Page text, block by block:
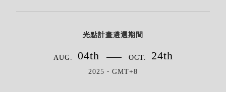
光點計畫遴選期間
AUG. 04th OCT. 24th
2025・GMT+8